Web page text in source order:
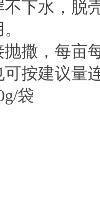
下水，脱
抛撒，每亩
按建议量
袋